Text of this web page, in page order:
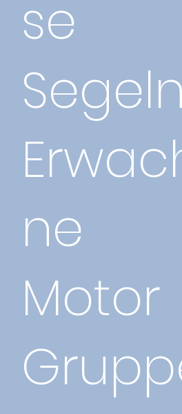
se
ne
Motor